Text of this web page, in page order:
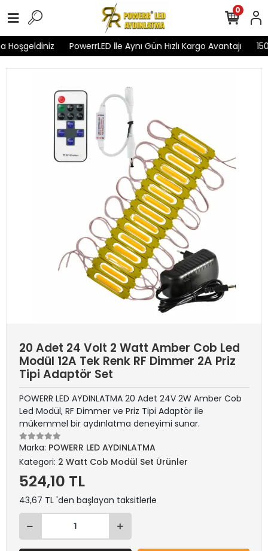
Hoşgeldiniz PowerrLED İle Aynı Gün Hızlı Kargo Avantajı
0
20 Adet 24 Volt 2 Watt Amber Cob Led
Modül 12A Tek Renk RF Dimmer 2A Priz
Tipi Adaptör Set
POWERR LED AYDINLATMA 20 Adet 24V 2W Amber Cob
Led Modül, RF Dimmer ve Priz Tipi Adaptör ile
mükemmel bir aydınlatma deneyimi sunar.
Marka: POWERR LED AYDINLATMA
Kategori: 2 Watt Cob Modül Set Ürünler
524,10 TL
43,67 TL 'den başlayan taksitlerle